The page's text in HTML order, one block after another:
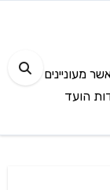
מעוניינים
הועד